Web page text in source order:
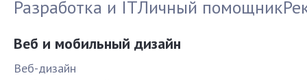
Разработка и ITЛичный помощник
Веб и мобильный дизайн
Веб-дизайн